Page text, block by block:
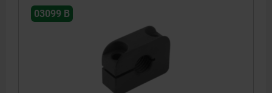
03099 B